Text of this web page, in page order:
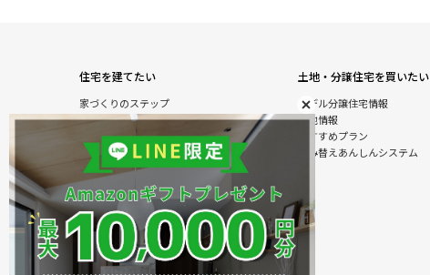
住宅を建てたい
家づくりのステップ
自由設計注文住宅
木の特性を活かした北陸の家づくり
住宅の性能
オダケホームの強さのひみつ
安心のアフターサービス
建て替えあんしんシステム
商品情報
施工実例
モデル分譲住宅情報
住まいのおまかせ＆ラクラクサービス
土地・分譲住宅を買いたい
モデル分譲住宅情報
土地情報
おすすめプラン
住み替えあんしんシステム